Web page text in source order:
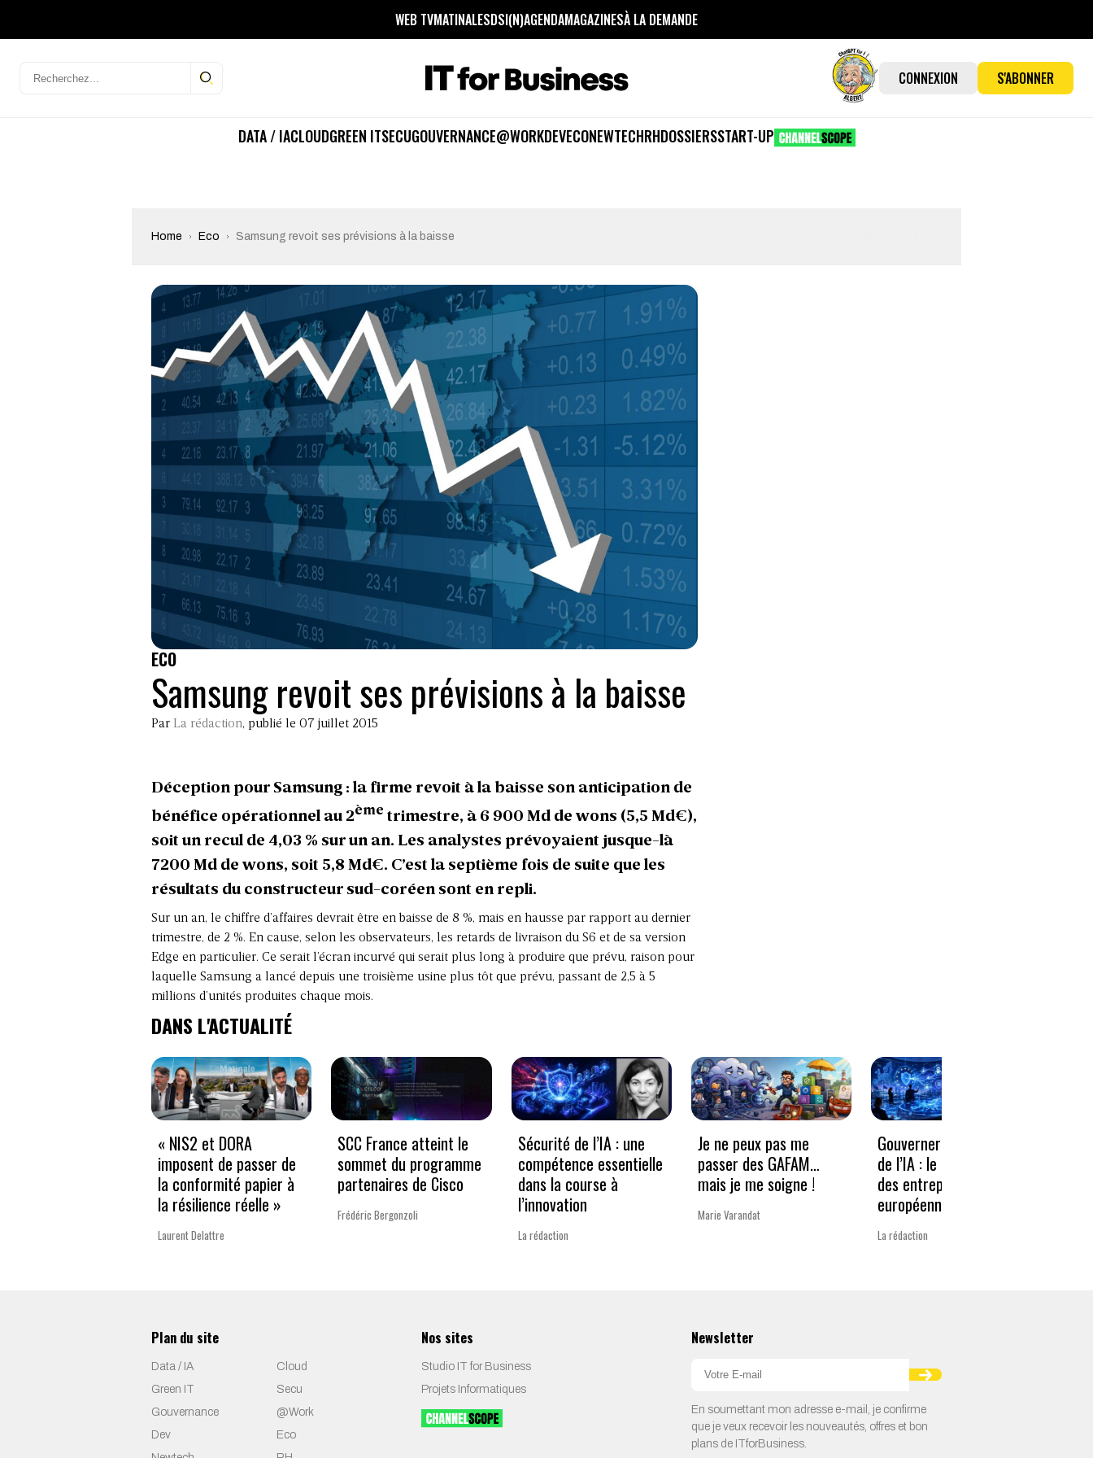
WEB TVMATINALESDSI(N)AGENDAMAGAZINESÀ LA DEMANDE
CONNEXION S'ABONNER
DATA / IACLOUDGREEN ITSECUGOUVERNANCE@WORKDEVECONEWTECHRHDOSSIERSSTART-UP
Home Eco Samsung revoit ses prévisions à la baisse
ECO
Samsung revoit ses prévisions à la baisse
Par La rédaction, publié le 07 juillet 2015
Déception pour Samsung : la firme revoit à la baisse son anticipation de
bénéfice opérationnel au 2ème trimestre, à 6 900 Md de wons (5,5 Md€),
soit un recul de 4,03 % sur un an. Les analystes prévoyaient jusque-là
7200 Md de wons, soit 5,8 Md€. C’est la septième fois de suite que les
résultats du constructeur sud-coréen sont en repli.
Sur un an, le chiffre d’affaires devrait être en baisse de 8 %, mais en hausse par rapport au dernier
trimestre, de 2 %. En cause, selon les observateurs, les retards de livraison du S6 et de sa version
Edge en particulier. Ce serait l’écran incurvé qui serait plus long à produire que prévu, raison pour
laquelle Samsung a lancé depuis une troisième usine plus tôt que prévu, passant de 2,5 à 5
millions d’unités produites chaque mois.
DANS L'ACTUALITÉ
« NIS2 et DORA
imposent de passer de
la conformité papier à
la résilience réelle »
Laurent Delattre
SCC France atteint le
sommet du programme
partenaires de Cisco
Frédéric Bergonzoli
Sécurité de l’IA : une
compétence essentielle
dans la course à
l’innovation
La rédaction
Je ne peux pas me
passer des GAFAM…
mais je me soigne !
Marie Varandat
Gouverner à la vitesse
de l’IA : le nouveau défi
des entreprises
européennes
La rédaction
Plan du site
Data / IA
Cloud
Green IT
Secu
Gouvernance
@Work
Dev
Eco
Nos sites
Studio IT for Business
Projets Informatiques
Newsletter
En soumettant mon adresse e-mail, je confirme
que je veux recevoir les nouveautés, offres et bon
plans de ITforBusiness.